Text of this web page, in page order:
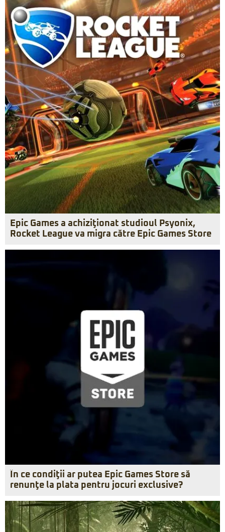
Epic Games a achiziţionat studioul Psyonix,
Rocket League va migra către Epic Games Store
În ce condiţii ar putea Epic Games Store să
renunţe la plata pentru jocuri exclusive?